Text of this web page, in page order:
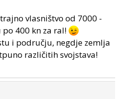
vlasništvo od 7000 -
po 400 kn za ral!
i području, negdje zemlja
različitih svojstava!